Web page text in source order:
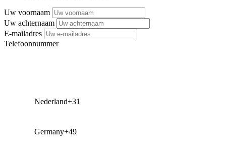
Uw voornaam
Uw achternaam
E-mailadres
Telefoonnummer
Nederland+31
Germany+49